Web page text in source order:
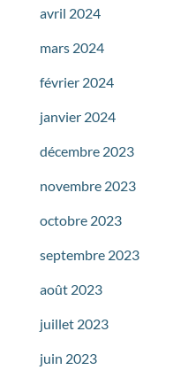
avril 2024
mars 2024
février 2024
janvier 2024
décembre 2023
novembre 2023
octobre 2023
septembre 2023
août 2023
juillet 2023
juin 2023